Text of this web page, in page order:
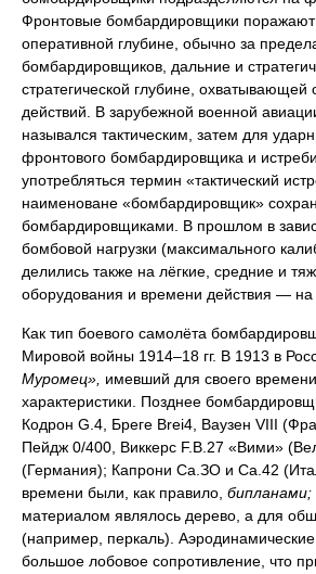
Фронтовые бомбардировщики
оперативной глубине, обычно за
бомбардировщиков, дальние и
стратегической глубине,
действий. В зарубежной военной
назывался тактическим, затем для
фронтового бомбардировщика и
употребляться термин «тактический
наименоване «бомбардировщик»
бомбардировщиками. В прошлом в
бомбовой нагрузки (максимального
делились также на лёгкие, средние и
оборудования и времени действия —
Как тип боевого самолёта
Мировой войны 1914–18 гг. В 1913 в
Муромец», имевший для своего
характеристики. Позднее
Кодрон G.4, Бреге Brei4, Ваузен VIII
Пейдж 0/400, Виккерс F.B.27 «Вими»
(Германия); Капрони Са.ЗО и Са.42
времени были, как правило, бипланами;
материалом являлось дерево, а для
(например, перкаль).
большое лобовое сопротивление, что